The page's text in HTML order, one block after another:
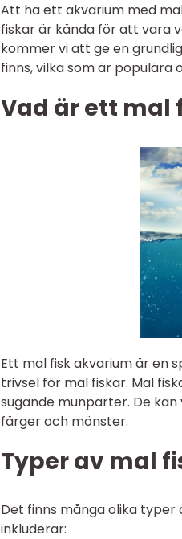
Att ha ett akvarium med
fiskar är kända för att vara
kommer vi att ge en
finns, vilka som är populära
Vad är ett mal
Ett mal fisk akvarium är en
trivsel för mal fiskar. Mal
sugande munparter. De
färger och mönster.
Typer av mal
Det finns många olika typer
inkluderar: